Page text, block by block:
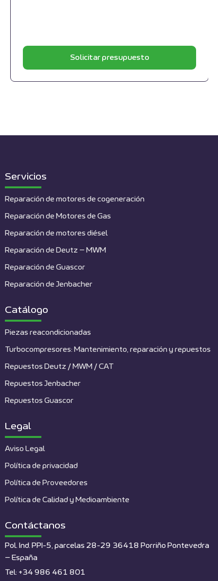
Solicitar presupuesto
Servicios
Reparación de motores de cogeneración
Reparación de Motores de Gas
Reparación de motores diésel
Reparación de Deutz – MWM
Reparación de Guascor
Reparación de Jenbacher
Catálogo
Piezas reacondicionadas
Turbocompresores: Mantenimiento, reparación y repuestos
Repuestos Deutz / MWM / CAT
Repuestos Jenbacher
Repuestos Guascor
Legal
Aviso Legal
Política de privacidad
Política de Proveedores
Política de Calidad y Medioambiente
Contáctanos
Pol. Ind. PPI-5, parcelas 28-29 36418 Porriño Pontevedra
– España
Tel: +34 986 461 801